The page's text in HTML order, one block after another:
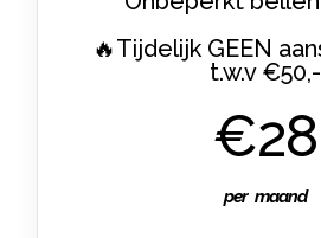
🔥Tijdelijk GEEN
t.w.v €50,-
€28
per maand